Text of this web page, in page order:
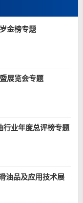
金榜专题
展览会专题
行业年度总评榜专题
油品及应用技术展